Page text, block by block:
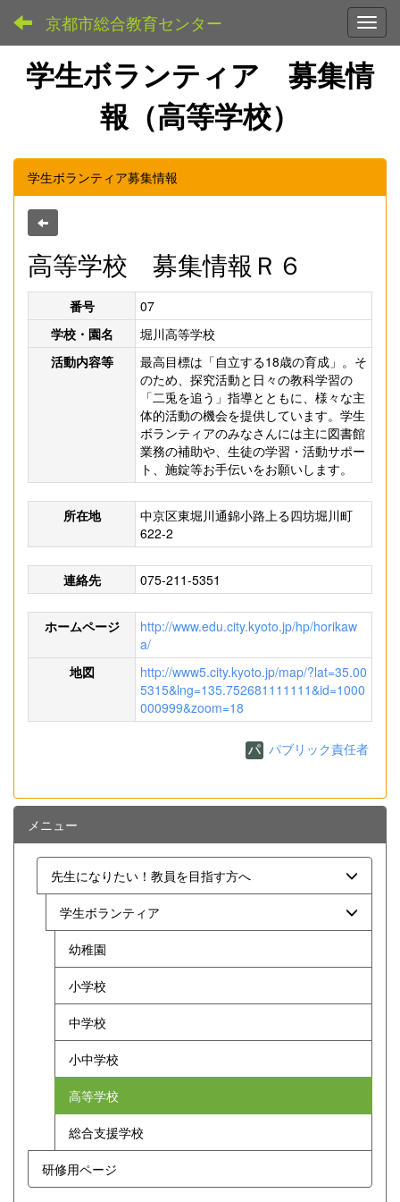
京都市総合教育センター
学生ボランティア 募集情
報（高等学校）
学生ボランティア募集情報
高等学校 募集情報Ｒ６
番号
07
学校・園名
堀川高等学校
活動内容等
最高目標は「自立する18歳の育成」。そ
のため、探究活動と日々の教科学習の
「二兎を追う」指導とともに、様々な主
体的活動の機会を提供しています。学生
ボランティアのみなさんには主に図書館
業務の補助や、生徒の学習・活動サポー
ト、施錠等お手伝いをお願いします。
所在地
中京区東堀川通錦小路上る四坊堀川町
622-2
連絡先 075-211-5351
ホームページ
http://www.edu.city.kyoto.jp/hp/horikaw
a/
地図
http://www5.city.kyoto.jp/map/?lat=35.00
5315&lng=135.752681111111&id=1000
000999&zoom=18
パブリック責任者
メニュー
先生になりたい！教員を目指す方へ
学生ボランティア
幼稚園
小学校
中学校
小中学校
高等学校
総合支援学校
研修用ページ